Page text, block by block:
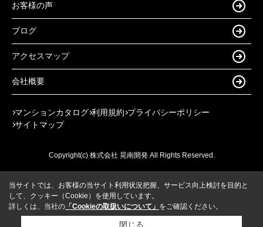
お客様の声
ブログ
アクセスマップ
会社概要
マンションカタログ 利用規約 プライバシーポリシー
サイトマップ
Copyright(c) 株式会社 晃南開発 All Rights Reserved.
当サイトでは、お客様の当サイト利用状況把握、サービス向上検討を目的と
して、クッキー（Cookie）を使用しています。
詳しくは、当社の 「Cookieの取扱いについて」 をご確認ください。
閉じる